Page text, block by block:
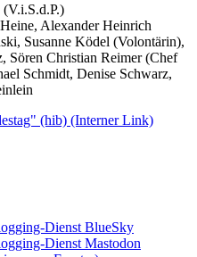
Alexander Heinrich
Susanne Ködel (Volontärin),
Sören Christian Reimer (Chef
Schmidt, Denise Schwarz,
(hib) (Interner Link)
Dienst BlueSky
Dienst Mastodon